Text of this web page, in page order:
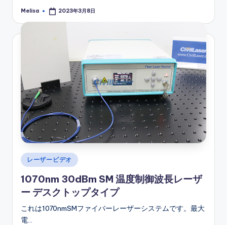
Posted
Melisa 2023年3月8日
Posted
in
レーザービデオ
1070nm 30dBm SM 温度制御波長レーザ
ー デスクトップタイプ
これは1070nmSMファイバーレーザーシステムです。最大
電…